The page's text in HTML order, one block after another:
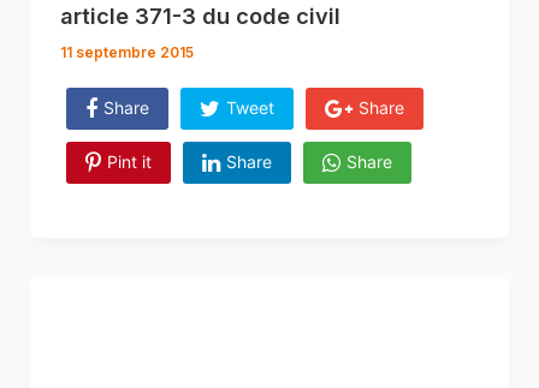
article 371-3 du code civil
11 septembre 2015
Share Tweet Share
Pint it Share Share